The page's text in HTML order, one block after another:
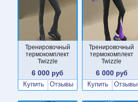
Тренировочный
термокомплект
Twizzle
6 000 руб
Купить
Отзывы
Тренировочный
термокомплект
Twizzle
6 000 руб
Купить
Отзывы